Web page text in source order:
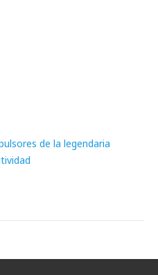
de la legendaria